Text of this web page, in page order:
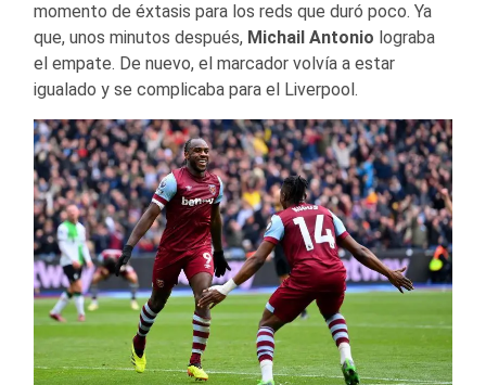
momento de éxtasis para los reds que duró poco. Ya
que, unos minutos después, Michail Antonio lograba
el empate. De nuevo, el marcador volvía a estar
igualado y se complicaba para el Liverpool.